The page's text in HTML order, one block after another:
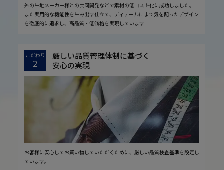
外の生地メーカー様との共同開発などで素材の低コスト化に成功しました。
また実用的な機能性を生み出す仕立て、ディテールにまで気を配ったデザイン
を徹底的に追求し、高品質・低価格を実現しています
こだわり
2
厳しい品質管理体制に基づく
安心の実現
お客様に安心してお買い物していただくために、厳しい品質検査基準を設定し
ています。